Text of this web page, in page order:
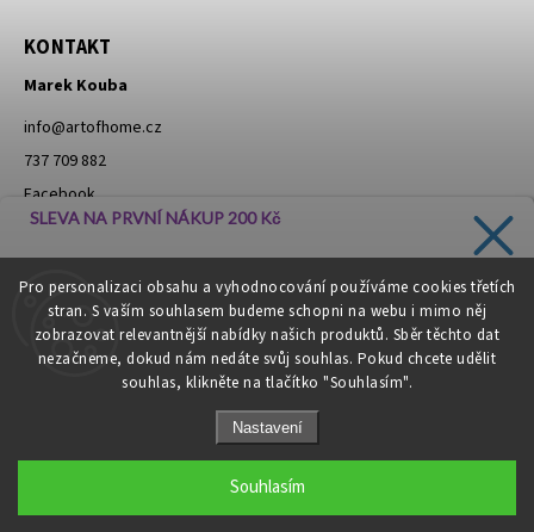
Pro personalizaci obsahu a vyhodnocování používáme cookies třetích
stran. S vaším souhlasem budeme schopni na webu i mimo něj
zobrazovat relevantnější nabídky našich produktů. Sběr těchto dat
nezačneme, dokud nám nedáte svůj souhlas. Pokud chcete udělit
souhlas, klikněte na tlačítko "Souhlasím".
Nastavení
Souhlasím
KONTAKT
Marek Kouba
info@artofhome.cz
737 709 882
Facebook
Instagram
Moje objednávka - odstoupení od smlouvy
SLEVA NA PRVNÍ NÁKUP 200 Kč
slevách přímo do vaší schránky!
Zásady zpracování osobních údajů